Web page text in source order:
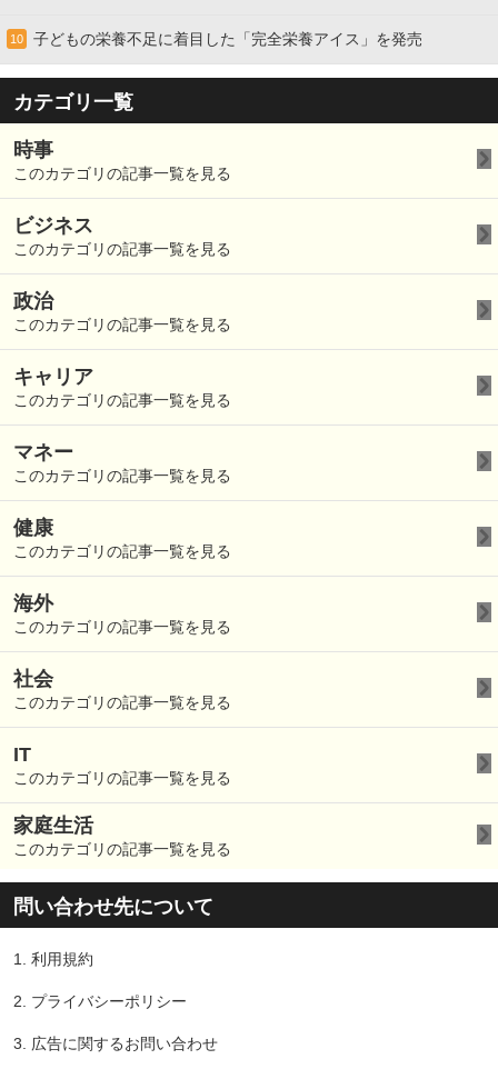
10 子どもの栄養不足に着目した「完全栄養アイス」を発売
カテゴリ一覧
時事
このカテゴリの記事一覧を見る
ビジネス
このカテゴリの記事一覧を見る
政治
このカテゴリの記事一覧を見る
キャリア
このカテゴリの記事一覧を見る
マネー
このカテゴリの記事一覧を見る
健康
このカテゴリの記事一覧を見る
海外
このカテゴリの記事一覧を見る
社会
このカテゴリの記事一覧を見る
IT
このカテゴリの記事一覧を見る
家庭生活
このカテゴリの記事一覧を見る
問い合わせ先について
1. 利用規約
2. プライバシーポリシー
3. 広告に関するお問い合わせ